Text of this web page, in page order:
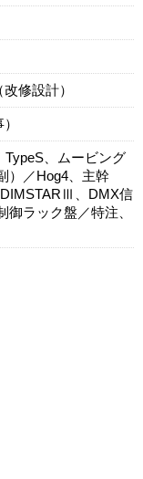
修設計）
、ムービング
）／Hog4、主幹
、DMX信
ラック盤／特注、